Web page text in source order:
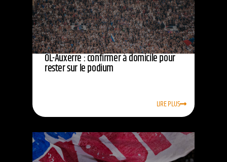
OL-Auxerre : confirmer à domicile pour
rester sur le podium
LIRE PLUS